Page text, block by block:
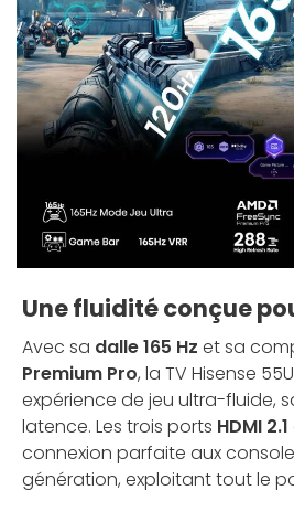
Une fluidité conçue
Avec sa dalle 165 Hz et sa
Premium Pro, la TV Hisense
expérience de jeu ultra-fluide,
latence. Les trois ports HDMI 2.1
connexion parfaite aux
génération, exploitant tout le